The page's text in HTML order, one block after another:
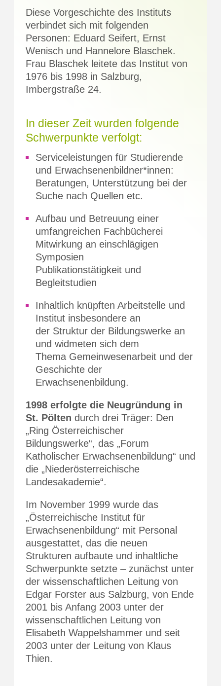
Diese Vorgeschichte des Instituts
verbindet sich mit folgenden
Personen: Eduard Seifert, Ernst
Wenisch und Hannelore Blaschek.
Frau Blaschek leitete das Institut von
1976 bis 1998 in Salzburg,
Imbergstraße 24.
In dieser Zeit wurden folgende
Schwerpunkte verfolgt:
Serviceleistungen für Studierende
und Erwachsenenbildner*innen:
Beratungen, Unterstützung bei der
Suche nach Quellen etc.
Aufbau und Betreuung einer
umfangreichen Fachbücherei
Mitwirkung an einschlägigen
Symposien
Publikationstätigkeit und
Begleitstudien
Inhaltlich knüpften Arbeitstelle und
Institut insbesondere an
der Struktur der Bildungswerke an
und widmeten sich dem
Thema Gemeinwesenarbeit und der
Geschichte der
Erwachsenenbildung.
1998 erfolgte die Neugründung in
St. Pölten durch drei Träger: Den
„Ring Österreichischer
Bildungswerke“, das „Forum
Katholischer Erwachsenenbildung“ und
die „Niederösterreichische
Landesakademie“.
Im November 1999 wurde das
„Österreichische Institut für
Erwachsenenbildung“ mit Personal
ausgestattet, das die neuen
Strukturen aufbaute und inhaltliche
Schwerpunkte setzte – zunächst unter
der wissenschaftlichen Leitung von
Edgar Forster aus Salzburg, von Ende
2001 bis Anfang 2003 unter der
wissenschaftlichen Leitung von
Elisabeth Wappelshammer und seit
2003 unter der Leitung von Klaus
Thien.